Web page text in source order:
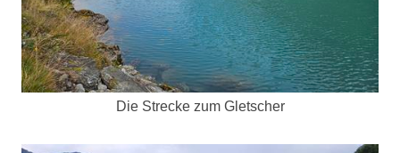
Die Strecke zum Gletscher